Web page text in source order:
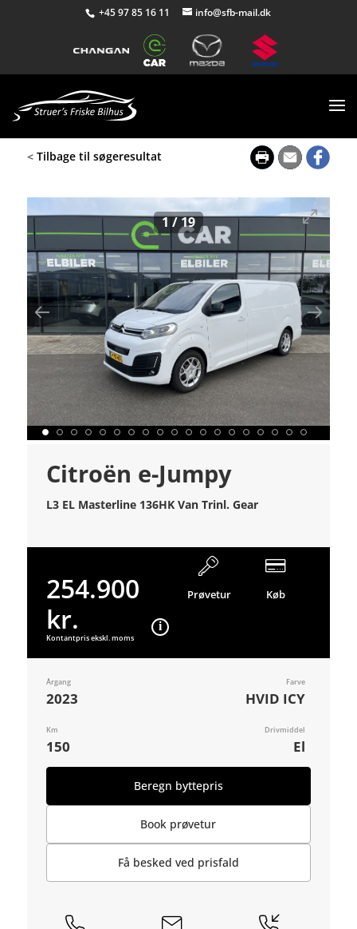
+45 97 85 16 11 info@sfb-mail.dk
< Tilbage til søgeresultat
1/19
Citroën e-Jumpy
L3 EL Masterline 136HK Van Trinl. Gear
254.900
kr.
Kontantpris ekskl. moms
Prøvetur Køb
Årgang
2023
Farve
HVID ICY
Km
150
Drivmiddel
El
Beregn byttepris
Book prøvetur
Få besked ved prisfald